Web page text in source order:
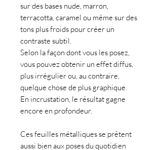
sur des bases nude, marron,
terracotta, caramel ou même sur des
tons plus froids pour créer un
contraste subtil.
Selon la façon dont vous les posez,
vous pouvez obtenir un effet diffus,
plus irrégulier ou, au contraire,
quelque chose de plus graphique.
En incrustation, le résultat gagne
encore en profondeur.
Ces feuilles métalliques se prêtent
aussi bien aux poses du quotidien